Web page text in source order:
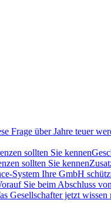
System Ihre GmbH
Sie beim Abschluss